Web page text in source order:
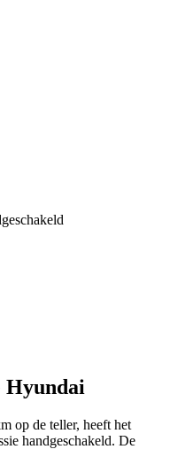
Hyundai
op de teller, heeft het
handgeschakeld. De